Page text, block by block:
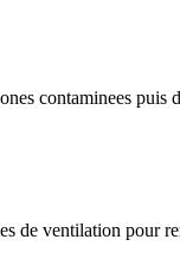
contaminees puis
de ventilation pour